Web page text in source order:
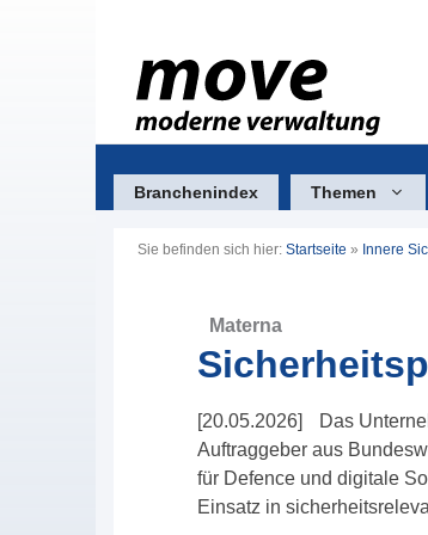
Branchenindex Themen
Sie befinden sich hier: Startseite » Innere
Materna
[20.05.2026] Das
Auftraggeber aus
für Defence und digitale
Einsatz in